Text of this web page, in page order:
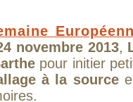
novembre 2013,
pour initier
à la source